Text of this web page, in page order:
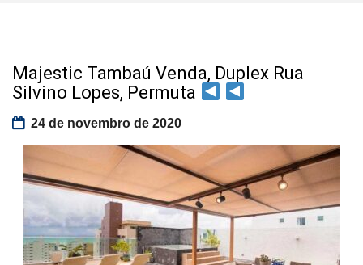
Majestic Tambaú Venda, Duplex Rua
Silvino Lopes, Permuta
24 de novembro de 2020